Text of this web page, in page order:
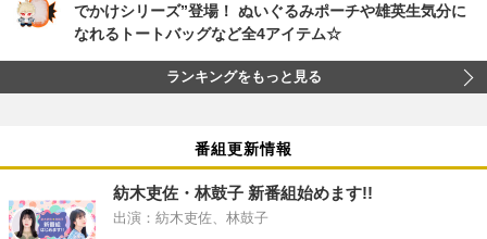
でかけシリーズ”登場！ ぬいぐるみポーチや雄英生気分に
なれるトートバッグなど全4アイテム☆
ランキングをもっと見る
番組更新情報
紡木吏佐・林鼓子 新番組始めます!!
出演：紡木吏佐、林鼓子